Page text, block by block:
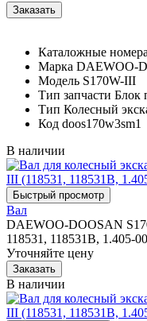
Каталожные номера
Марка DAEWOO-
Модель S170W-III
Тип запчасти Блок
Тип Колесный
Код doos170w3sm1
В наличии
Вал
DAEWOO-DOOSAN
118531, 118531B, 1.405-
Уточняйте цену
В наличии